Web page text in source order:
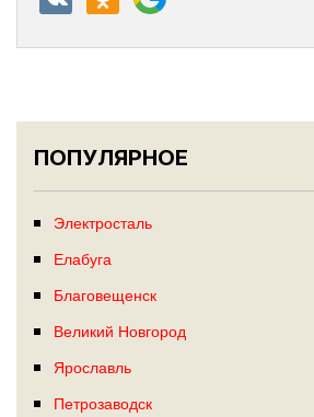
ПОПУЛЯРНОЕ
Электросталь
Елабуга
Благовещенск
Великий Новгород
Ярославль
Петрозаводск